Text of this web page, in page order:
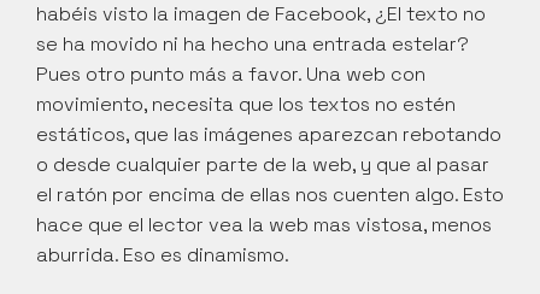
habéis visto la imagen de Facebook, ¿El texto no
se ha movido ni ha hecho una entrada estelar?
Pues otro punto más a favor. Una web con
movimiento, necesita que los textos no estén
estáticos, que las imágenes aparezcan rebotando
o desde cualquier parte de la web, y que al pasar
el ratón por encima de ellas nos cuenten algo. Esto
hace que el lector vea la web mas vistosa, menos
aburrida. Eso es dinamismo.